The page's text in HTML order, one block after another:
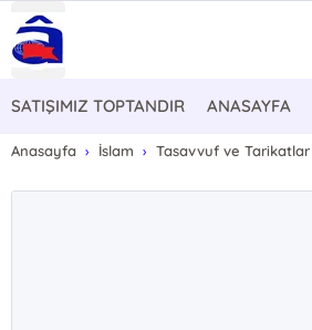
SATIŞIMIZ TOPTANDIR ANASAYFA
Anasayfa İslam Tasavvuf ve Tarikatlar